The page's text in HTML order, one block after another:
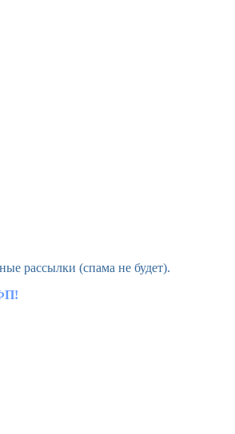
рассылки (спама не будет).